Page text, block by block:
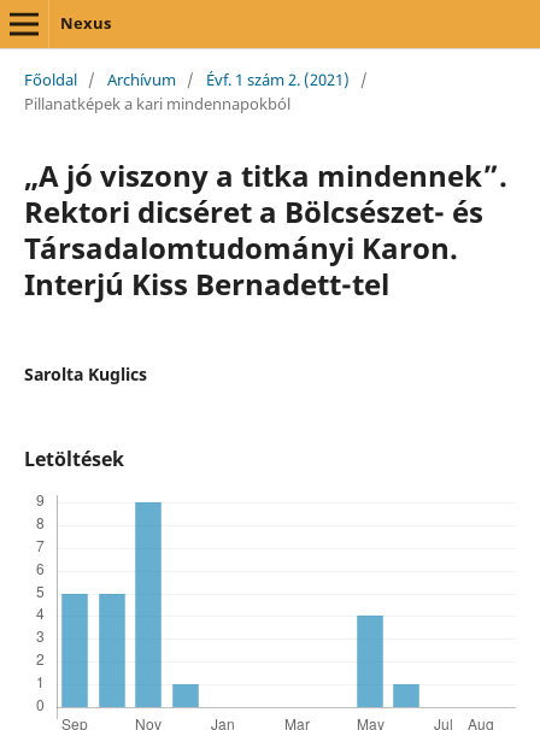
Nexus
Főoldal / Archívum / Évf. 1 szám 2. (2021)
/
Pillanatképek a kari mindennapokból
„A jó viszony a titka mindennek”.
Rektori dicséret a Bölcsészet- és
Társadalomtudományi Karon.
Interjú Kiss Bernadett-tel
Sarolta Kuglics
Letöltések